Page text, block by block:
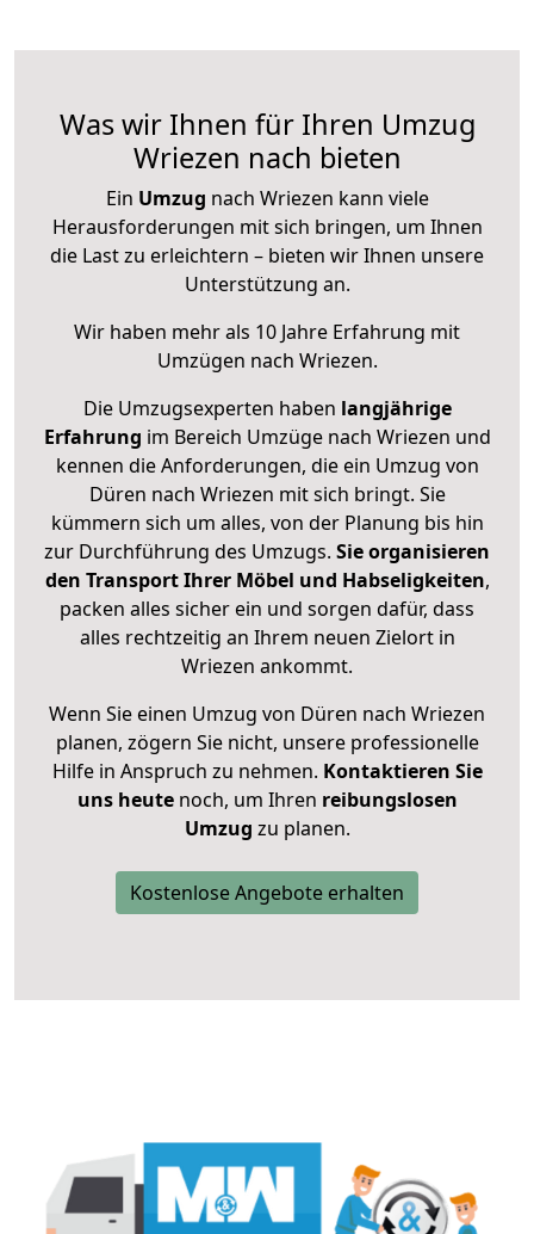
Was wir Ihnen für Ihren Umzug
Wriezen nach bieten
Ein Umzug nach Wriezen kann viele
Herausforderungen mit sich bringen, um Ihnen
die Last zu erleichtern – bieten wir Ihnen unsere
Unterstützung an.
Wir haben mehr als 10 Jahre Erfahrung mit
Umzügen nach Wriezen.
Die Umzugsexperten haben langjährige
Erfahrung im Bereich Umzüge nach Wriezen und
kennen die Anforderungen, die ein Umzug von
Düren nach Wriezen mit sich bringt. Sie
kümmern sich um alles, von der Planung bis hin
zur Durchführung des Umzugs. Sie organisieren
den Transport Ihrer Möbel und Habseligkeiten,
packen alles sicher ein und sorgen dafür, dass
alles rechtzeitig an Ihrem neuen Zielort in
Wriezen ankommt.
Wenn Sie einen Umzug von Düren nach Wriezen
planen, zögern Sie nicht, unsere professionelle
Hilfe in Anspruch zu nehmen. Kontaktieren Sie
uns heutenoch, um Ihren reibungslosen
Umzug zu planen.
Kostenlose Angebote erhalten